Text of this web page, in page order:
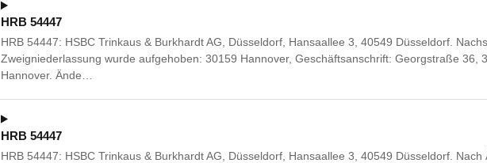
HRB 54447
HRB 54447: HSBC Trinkaus & Burkhardt AG, Düsseldorf, Hansaallee 3, 40549 Düsseldorf.
Zweigniederlassung wurde aufgehoben: 30159 Hannover, Geschäftsanschrift: Georgstraße 36,
Hannover. Ände…
HRB 54447
HRB 54447: HSBC Trinkaus & Burkhardt AG, Düsseldorf, Hansaallee 3, 40549 Düsseldorf. Nach